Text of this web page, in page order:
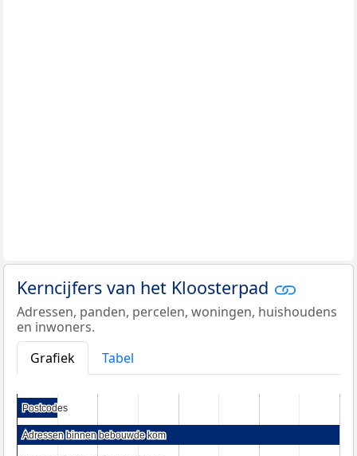
Kerncijfers van het Kloosterpad
Adressen, panden, percelen, woningen, huishoudens
en inwoners.
Grafiek
Tabel
Postcodes
Postcodes
Adressen binnen bebouwde kom
Adressen binnen bebouwde kom